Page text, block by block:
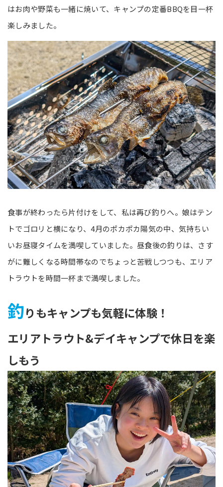
はお肉や野菜も一緒に焼いて、キャンプの定番BBQを目一杯
楽しみました。
食事が終わったら片付けをして、私は再び釣りへ。娘はテン
トでゴロリと横になり、4月のポカポカ陽気の中、気持ちい
いお昼寝タイムを満喫していました。昼食後の釣りは、さす
がに難しくなる時間帯なのでちょっと苦戦しつつも、エリア
トラウトを時間一杯まで満喫しました。
釣りもキャンプも気軽に体験！
エリアトラウト&デイキャンプで休日を楽
しもう